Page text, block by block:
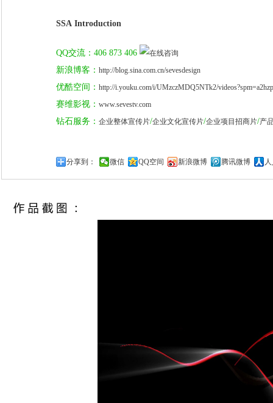
SSA Introduction
QQ交流：406 873 406
新浪博客： http://blog.sina.com.cn/sevesdesign
优酷空间： http://i.youku.com/i/UMzczMDQ5NTk2/
赛维影视： www.sevestv.com
钻石服务： 企业整体宣传片/企业文化宣传片/企业项目招商片/产
分享到： 微信 QQ空间 新浪微博 腾讯微博